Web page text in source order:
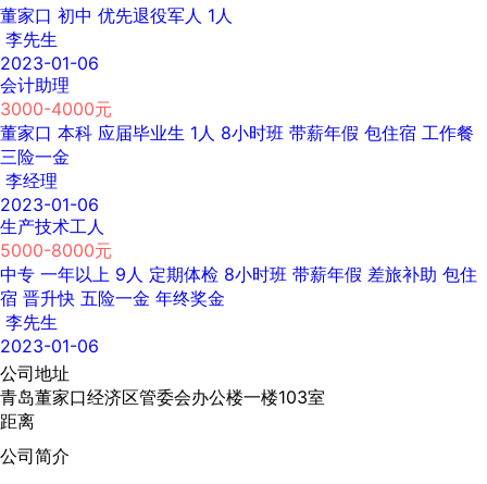
董家口 初中 优先退役军人 1人
李先生
2023-01-06
会计助理
3000-4000元
董家口 本科 应届毕业生 1人 8小时班 带薪年假 包住宿 工作餐
三险一金
李经理
2023-01-06
生产技术工人
5000-8000元
中专 一年以上 9人 定期体检 8小时班 带薪年假 差旅补助 包住
宿 晋升快 五险一金 年终奖金
李先生
2023-01-06
公司地址
青岛董家口经济区管委会办公楼一楼103室
距离
公司简介